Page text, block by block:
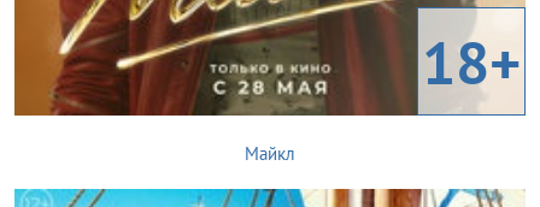
18+
Майкл